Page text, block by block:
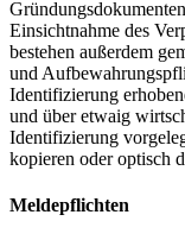
Einsichtnahme des
bestehen außerdem
und
Identifizierung
und über etwaig
Identifizierung
kopieren oder optisch
Meldepflichten